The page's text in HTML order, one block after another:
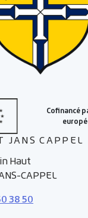
JANS CAPPEL
Haut
CAPPEL
38 50